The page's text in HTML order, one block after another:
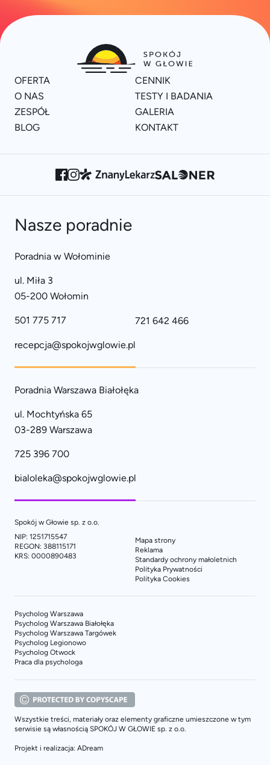
OFERTA
CENNIK
O NAS
TESTY I BADANIA
ZESPÓŁ
GALERIA
BLOG
KONTAKT
Nasze poradnie
Poradnia w Wołominie
ul. Miła 3
05-200 Wołomin
501 775 717 721 642 466
recepcja@spokojwglowie.pl
Poradnia Warszawa Białołęka
ul. Mochtyńska 65
03-289 Warszawa
725 396 700
bialoleka@spokojwglowie.pl
Spokój w Głowie sp. z o.o.
NIP: 1251715547
REGON: 388115171
KRS: 0000890483
Mapa strony
Reklama
Standardy ochrony małoletnich
Polityka Prywatności
Polityka Cookies
Psycholog Warszawa
Psycholog Warszawa Białołęka
Psycholog Warszawa Targówek
Psycholog Legionowo
Psycholog Otwock
Praca dla psychologa
Wszystkie treści, materiały oraz elementy graficzne umieszczone w tym
serwisie są własnością SPOKÓJ W GŁOWIE sp. z o.o.
Projekt i realizacja: ADream